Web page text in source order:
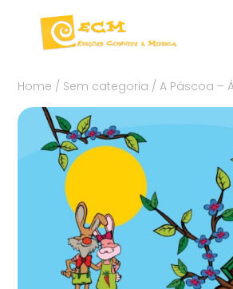
Home / Sem categoria / A Páscoa –